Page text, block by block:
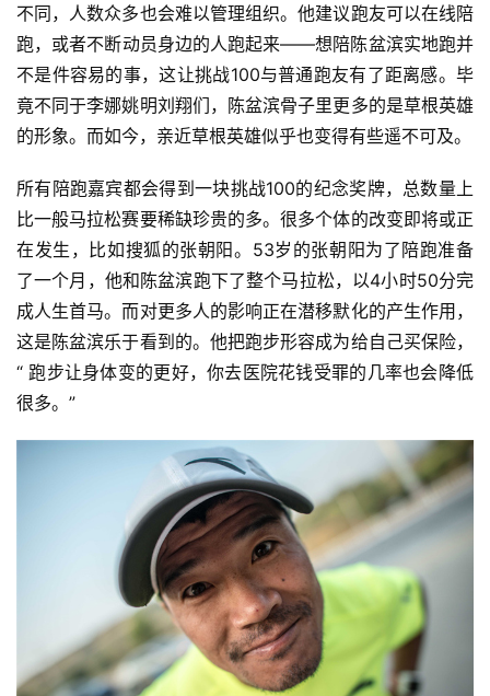
不同，人数众多也会难以管理组织。他建议跑友可以在线陪
跑，或者不断动员身边的人跑起来——想陪陈盆滨实地跑并
不是件容易的事，这让挑战100与普通跑友有了距离感。毕
竟不同于李娜姚明刘翔们，陈盆滨骨子里更多的是草根英雄
的形象。而如今，亲近草根英雄似乎也变得有些遥不可及。
所有陪跑嘉宾都会得到一块挑战100的纪念奖牌，总数量上
比一般马拉松赛要稀缺珍贵的多。很多个体的改变即将或正
在发生，比如搜狐的张朝阳。53岁的张朝阳为了陪跑准备
了一个月，他和陈盆滨跑下了整个马拉松，以4小时50分完
成人生首马。而对更多人的影响正在潜移默化的产生作用，
这是陈盆滨乐于看到的。他把跑步形容成为给自己买保险，
“ 跑步让身体变的更好，你去医院花钱受罪的几率也会降低
很多。”